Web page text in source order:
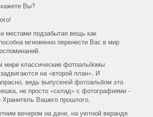
Вы?
местами подзабытая вещь как
мгновенно перенести Вас в мир
мире классические фотоальбомы
на «второй план». И
ведь выпускной фотоальбом это
не просто «склад» с фотографиями -
Хранитель Вашего прошлого.
вечером на даче, на уютной веранде